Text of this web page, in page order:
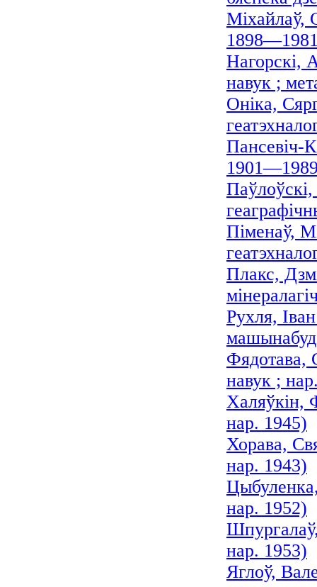
Міхайлаў,
Нагорскі,
навук ;
Оніка,
Пансевіч-
Піменаў,
Плакс,
Рухля,
Фядотава,
навук ;
Халяўкін,
нар. 1945)
Хорава,
нар. 1943)
нар. 1952)
нар. 1953)
Яглоў,